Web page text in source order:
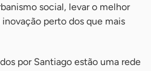
social, levar o melhor
perto dos que mais
por Santiago estão uma rede